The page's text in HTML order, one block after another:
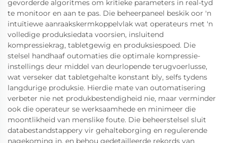
gevorderde algoritmes om kritieke parameters in real-tyd
te monitoor en aan te pas. Die beheerpaneel beskik oor 'n
intuïtiewe aanraakskermkoppelvlak wat operateurs met 'n
volledige produksiedata voorsien, insluitend
kompressiekrag, tabletgewig en produksiespoed. Die
stelsel handhaaf outomaties die optimale kompressie-
instellings deur middel van deurlopende terugvoerlusse,
wat verseker dat tabletgehalte konstant bly, selfs tydens
langdurige produksie. Hierdie mate van outomatisering
verbeter nie net produkbestendigheid nie, maar verminder
ook die operateur se werksaamhede en minimeer die
moontlikheid van menslike foute. Die beheerstelsel sluit
databestandstappery vir gehalteborging en regulerende